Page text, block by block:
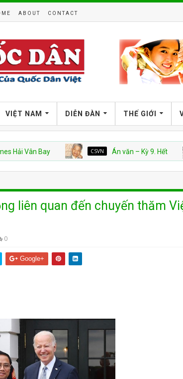
ABOUT CONTACT
VIỆT NAM DIỄN ĐÀN THẾ GIỚI
Bay CSVN Án văn – Kỳ 9. Hết
liên quan đến chuyến thăm
0
Google+